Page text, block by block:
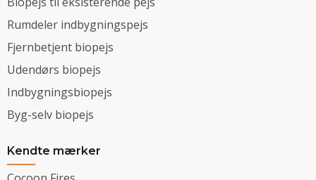
Rumdeler indbygningspejs
Fjernbetjent biopejs
Udendørs biopejs
Indbygningsbiopejs
Byg-selv biopejs
Kendte mærker